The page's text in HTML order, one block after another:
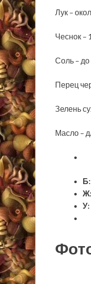
Лук –
Чеснок –
Соль – до
Перец
Зелень
Масло –
Б:
Ж:
У: